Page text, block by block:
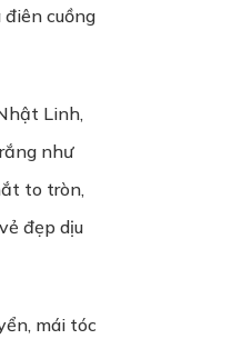
cuồng
Linh,
như
to tròn,
đẹp dịu
mái tóc